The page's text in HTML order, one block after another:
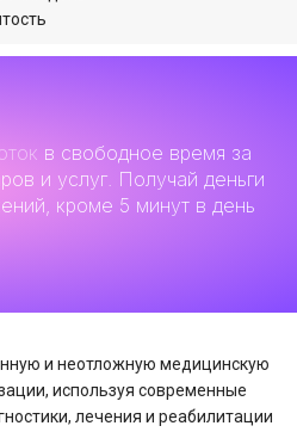
в свободное время за
и услуг. Получай деньги
кроме 5 минут в день
и неотложную медицинскую
используя современные
лечения и реабилитации